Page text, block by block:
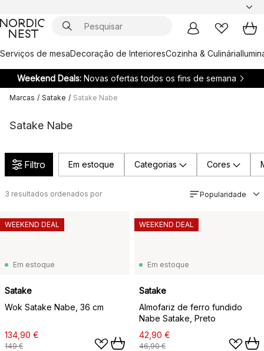
Serviços de mesaDecoração de InterioresCozinha & Culinária
Weekend Deals: Novas ofertas todos os fins de semana
Marcas / Satake / Satake Nabe
Satake Nabe
Filtro Em estoque Categorias Cores
3 resultados ordenados por Popularidade
Em estoque
Satake
Wok Satake Nabe, 36 cm
134,90 €
149 €
WEEKEND DEAL
Em estoque
Satake
Almofariz de ferro fundido
Nabe Satake, Preto
42,90 €
46,90 €
WEEKEND DEAL